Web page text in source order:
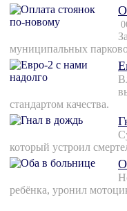
муниципальных
стандартом качества.
который устроил
ребёнка, уронил